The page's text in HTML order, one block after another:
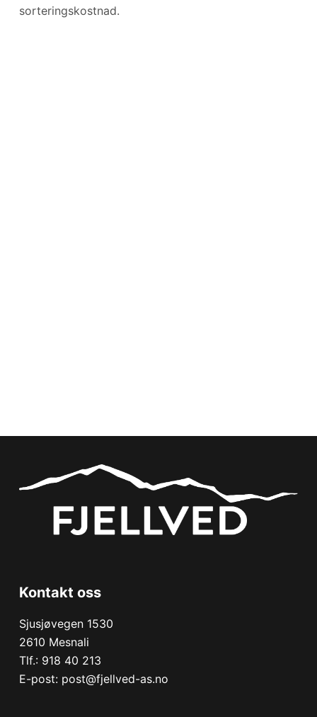
sorteringskostnad.
Kontakt oss
Sjusjøvegen 1530
2610 Mesnali
Tlf.: 918 40 213
E-post: post@fjellved-as.no